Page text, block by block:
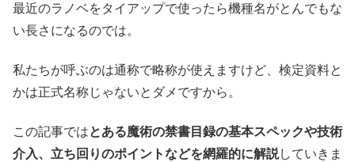
最近のラノベをタイアップで使ったら機種名がとんでもな
い長さになるのでは。
私たちが呼ぶのは通称で略称が使えますけど、検定資料と
かは正式名称じゃないとダメですから。
この記事ではとある魔術の禁書目録の基本スペックや技術
介入、立ち回りのポイントなどを網羅的に解説していきま